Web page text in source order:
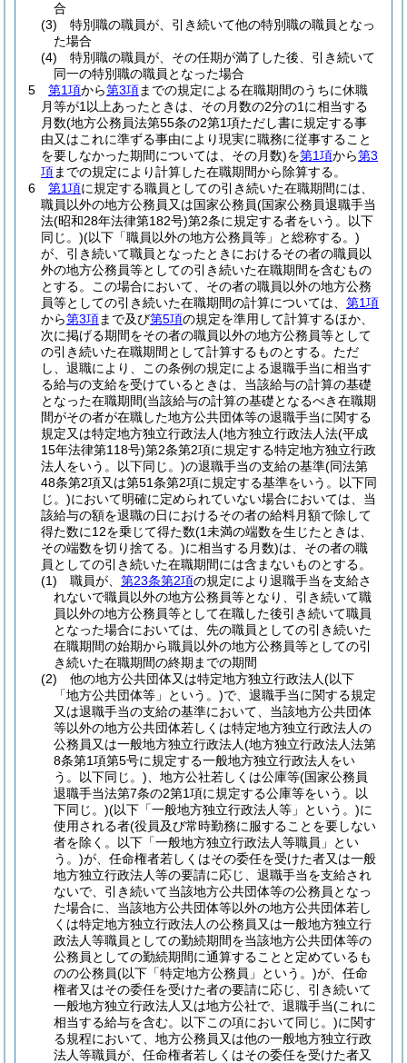
合
(3)
特別職の職員が、引き続いて他の特別職の職員となっ
た場合
(4)
特別職の職員が、その任期が満了した後、引き続いて
同一の特別職の職員となった場合
5
第1項から第3項までの規定による在職期間のうちに休職
月等が1以上あったときは、その月数の2分の1に相当する
月数(地方公務員法第55条の2第1項ただし書に規定する事
由又はこれに準ずる事由により現実に職務に従事すること
を要しなかった期間については、その月数)を第1項から第3
項までの規定により計算した在職期間から除算する。
6
第1項に規定する職員としての引き続いた在職期間には、
職員以外の地方公務員又は国家公務員(国家公務員退職手当
法(昭和28年法律第182号)第2条に規定する者をいう。以下
同じ。)(以下「職員以外の地方公務員等」と総称する。)
が、引き続いて職員となったときにおけるその者の職員以
外の地方公務員等としての引き続いた在職期間を含むもの
とする。
この場合において、その者の職員以外の地方公務
員等としての引き続いた在職期間の計算については、 第1項
から第3項まで及び第5項の規定を準用して計算するほか、
次に掲げる期間をその者の職員以外の地方公務員等として
の引き続いた在職期間として計算するものとする。 ただ
し、退職により、この条例の規定による退職手当に相当す
る給与の支給を受けているときは、当該給与の計算の基礎
となった在職期間(当該給与の計算の基礎となるべき在職期
間がその者が在職した地方公共団体等の退職手当に関する
規定又は特定地方独立行政法人(地方独立行政法人法(平成
15年法律第118号)第2条第2項に規定する特定地方独立行政
法人をいう。以下同じ。)の退職手当の支給の基準(同法第
48条第2項又は第51条第2項に規定する基準をいう。以下同
じ。)において明確に定められていない場合においては、当
該給与の額を退職の日におけるその者の給料月額で除して
得た数に12を乗じて得た数(1未満の端数を生じたときは、
その端数を切り捨てる。)に相当する月数)は、その者の職
員としての引き続いた在職期間には含まないものとする。
(1)
職員が、 第23条第2項の規定により退職手当を支給さ
れないで職員以外の地方公務員等となり、引き続いて職
員以外の地方公務員等として在職した後引き続いて職員
となった場合においては、先の職員としての引き続いた
在職期間の始期から職員以外の地方公務員等としての引
き続いた在職期間の終期までの期間
(2)
他の地方公共団体又は特定地方独立行政法人(以下
「地方公共団体等」という。)で、退職手当に関する規定
又は退職手当の支給の基準において、当該地方公共団体
等以外の地方公共団体若しくは特定地方独立行政法人の
公務員又は一般地方独立行政法人(地方独立行政法人法第
8条第1項第5号に規定する一般地方独立行政法人をい
う。以下同じ。) 、地方公社若しくは公庫等(国家公務員
退職手当法第7条の2第1項に規定する公庫等をいう。以
下同じ。)(以下「一般地方独立行政法人等」という。)に
使用される者(役員及び常時勤務に服することを要しない
者を除く。以下「一般地方独立行政法人等職員」とい
う。)が、任命権者若しくはその委任を受けた者又は一般
地方独立行政法人等の要請に応じ、退職手当を支給され
ないで、引き続いて当該地方公共団体等の公務員となっ
た場合に、当該地方公共団体等以外の地方公共団体若し
くは特定地方独立行政法人の公務員又は一般地方独立行
政法人等職員としての勤続期間を当該地方公共団体等の
公務員としての勤続期間に通算することと定めているも
のの公務員(以下「特定地方公務員」という。)が、任命
権者又はその委任を受けた者の要請に応じ、引き続いて
一般地方独立行政法人又は地方公社で、退職手当(これに
相当する給与を含む。以下この項において同じ。)に関す
る規程において、地方公務員又は他の一般地方独立行政
法人等職員が、任命権者若しくはその委任を受けた者又